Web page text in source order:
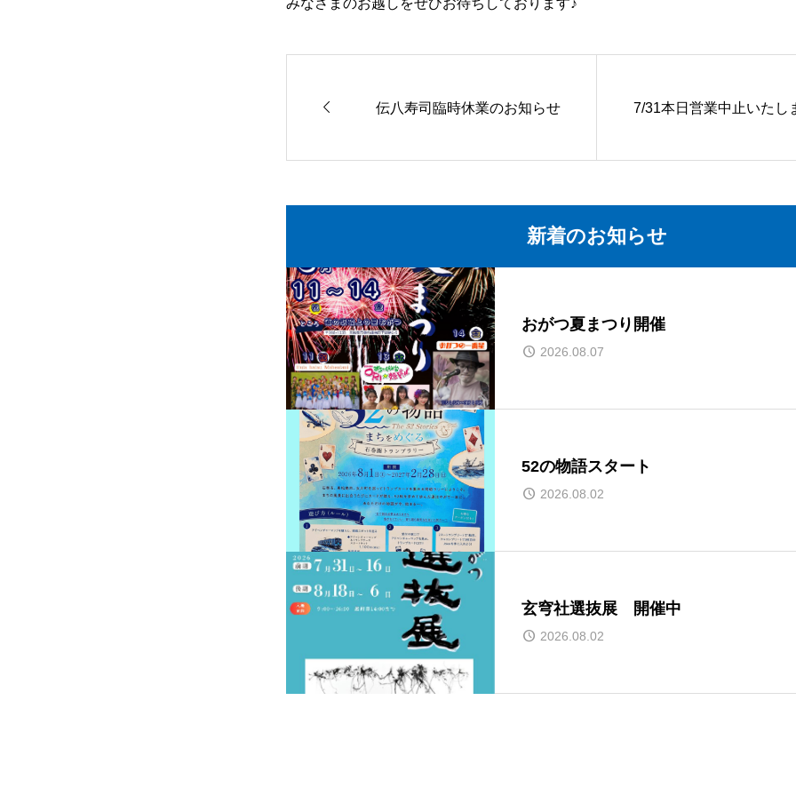
 伝八寿司臨時休業のお知らせ 7/31本日営業中止いたし
新着のお知らせ
おがつ夏まつり開催
2026.08.07
52の物語スタート
2026.08.02
玄穹社選抜展 開催中
2026.08.02